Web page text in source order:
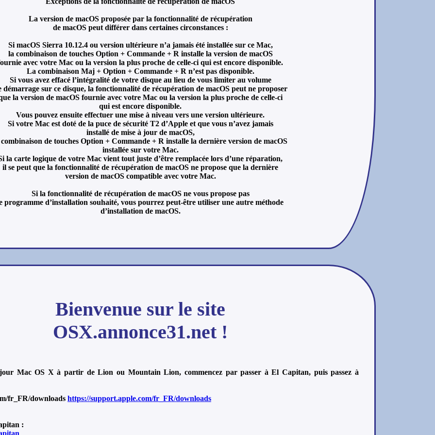
La version de macOS proposée par la fonctionnalité de récupération
de macOS peut différer dans certaines circonstances :
Si macOS Sierra 10.12.4 ou version ultérieure n’a jamais été installée sur ce Mac,
la combinaison de touches Option + Commande + R installe la version de macOS
avec votre Mac ou la version la plus proche de celle-ci qui est encore disponible.
La combinaison Maj + Option + Commande + R n’est pas disponible.
Si vous avez effacé l’intégralité de votre disque au lieu de vous limiter au volume
démarrage sur ce disque, la fonctionnalité de récupération de macOS peut ne proposer
la version de macOS fournie avec votre Mac ou la version la plus proche de celle-ci
qui est encore disponible.
Vous pouvez ensuite effectuer une mise à niveau vers une version ultérieure.
Si votre Mac est doté de la puce de sécurité T2 d’Apple et que vous n’avez jamais
installé de mise à jour de macOS,
de touches Option + Commande + R installe la dernière version de macOS
installée sur votre Mac.
la carte logique de votre Mac vient tout juste d’être remplacée lors d’une réparation,
il se peut que la fonctionnalité de récupération de macOS ne propose que la dernière
version de macOS compatible avec votre Mac.
Si la fonctionnalité de récupération de macOS ne vous propose pas
programme d’installation souhaité, vous pourrez peut-être utiliser une autre méthode
d’installation de macOS.
Bienvenue sur le site
OSX.annonce31.net !
Mac OS X à partir de Lion ou Mountain Lion, commencez par passer à El Capitan, puis passez à
fr_FR/downloads https://support.apple.com/fr_FR/downloads
: